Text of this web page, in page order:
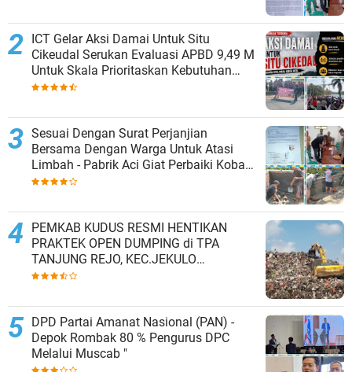
ICT Gelar Aksi Damai Untuk Situ
Cikeudal Serukan Evaluasi APBD 9,49 M
Untuk Skala Prioritaskan Kebutuhan
Dasar Masyarakat Belum Saat nya
Sesuai Dengan Surat Perjanjian
Bersama Dengan Warga Untuk Atasi
Limbah - Pabrik Aci Giat Perbaiki Kobak
Penampungan Air
PEMKAB KUDUS RESMI HENTIKAN
PRAKTEK OPEN DUMPING di TPA
TANJUNG REJO, KEC.JEKULO
KAB.KUDUS,BERLAKUKAN SISTEM
DPD Partai Amanat Nasional (PAN) -
Depok Rombak 80 % Pengurus DPC
Melalui Muscab "